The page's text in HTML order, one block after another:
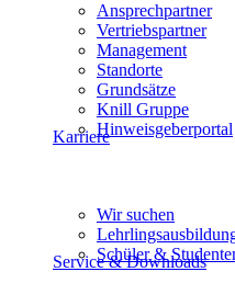
Ansprechpartner
Vertriebspartner
Management
Standorte
Grundsätze
Knill Gruppe
Hinweisgeberportal
Karriere
Wir suchen
Schüler &
Service & Downloads